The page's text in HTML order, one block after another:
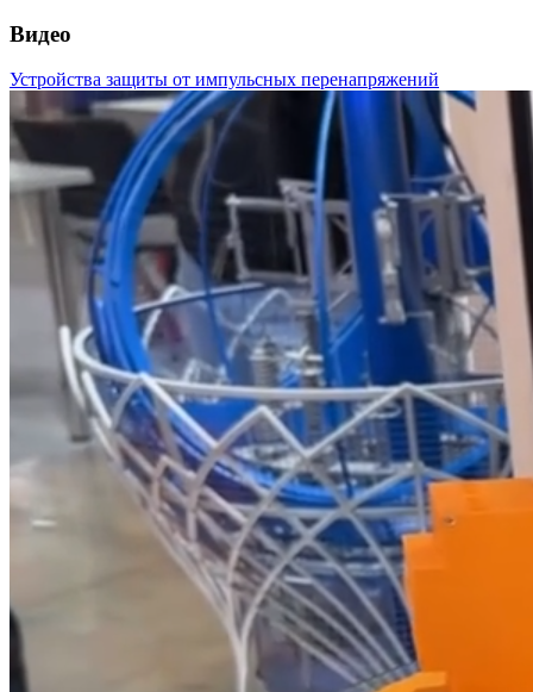
Видео
Устройства защиты от импульсных перенапряжений